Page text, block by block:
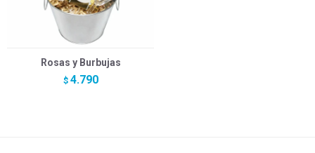
Rosas y Burbujas
$ 4.790